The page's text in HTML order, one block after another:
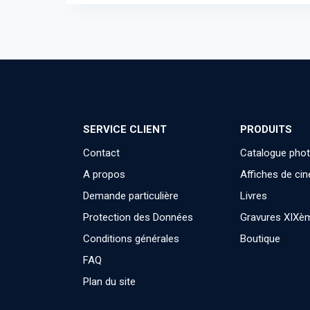
SERVICE CLIENT
Contact
A propos
Demande particulière
Protection des Données
Conditions générales
FAQ
Plan du site
PRODUITS
Catalogue
Affiches de
Livres
Gravures
Boutique